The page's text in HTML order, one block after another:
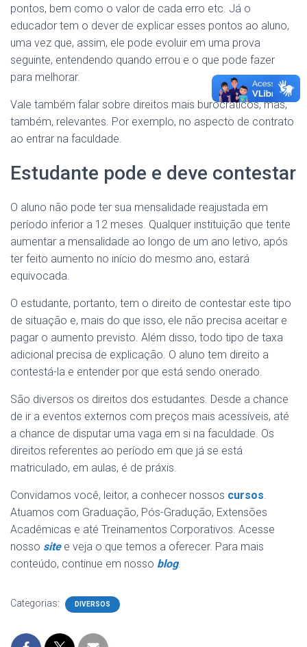
pontos, bem como o valor de cada erro etc. Já o
educador tem o dever de explicar esses pontos ao aluno,
uma vez que, assim, ele pode evoluir em uma prova
seguinte, entendendo quando errou e o que pode fazer
para melhorar.
Vale também falar sobre direitos mais burocráticos, mas,
também, relevantes. Por exemplo, no aspecto de contrato
ao entrar na faculdade.
Estudante pode e deve contestar
O aluno não pode ter sua mensalidade reajustada em
período inferior a 12 meses. Qualquer instituição que tente
aumentar a mensalidade ao longo de um ano letivo, após
ter feito aumento no início do mesmo ano, estará
equivocada.
O estudante, portanto, tem o direito de contestar este tipo
de situação e, mais do que isso, ele não precisa aceitar e
pagar o aumento previsto. Além disso, todo tipo de taxa
adicional precisa de explicação. O aluno tem direito a
contestá-la e entender por que está sendo onerado.
São diversos os direitos dos estudantes. Desde a chance
de ir a eventos externos com preços mais acessíveis, até
a chance de disputar uma vaga em si na faculdade. Os
direitos referentes ao período em que já se está
matriculado, em aulas, é de práxis.
Convidamos você, leitor, a conhecer nossos cursos.
Atuamos com Graduação, Pós-Gradução, Extensões
Acadêmicas e até Treinamentos Corporativos. Acesse
nosso sitee veja o que temos a oferecer. Para mais
conteúdo, continue em nosso blog.
Categorias: DIVERSOS